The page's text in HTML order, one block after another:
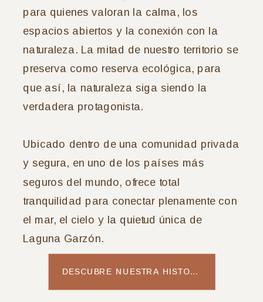
DESCUBRE NUESTRA HISTORIA
para quienes valoran la calma, los
espacios abiertos y la conexión con la
naturaleza. La mitad de nuestro territorio se
preserva como reserva ecológica, para
que así, la naturaleza siga siendo la
verdadera protagonista.
Ubicado dentro de una comunidad privada
y segura, en uno de los países más
seguros del mundo, ofrece total
tranquilidad para conectar plenamente con
el mar, el cielo y la quietud única de
Laguna Garzón.